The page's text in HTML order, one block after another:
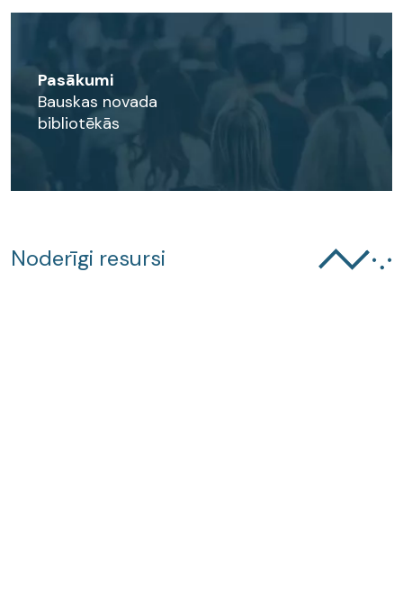
Pasākumi
Bauskas novada
bibliotēkās
Noderīgi resursi